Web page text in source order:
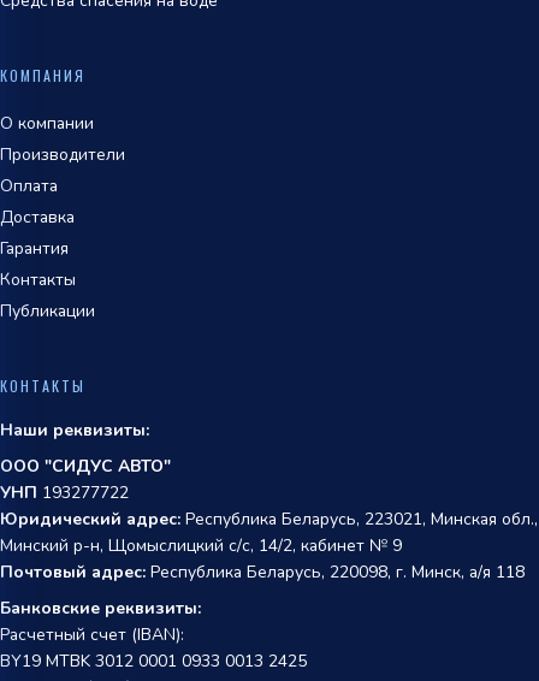
КОМПАНИЯ
О компании
Производители
Оплата
Доставка
Гарантия
Контакты
Публикации
КОНТАКТЫ
Наши реквизиты:
ООО "СИДУС АВТО"
УНП 193277722
Юридический адрес: Республика Беларусь, 223021, Минская обл.,
Минский р-н, Щомыслицкий с/с, 14/2, кабинет № 9
Почтовый адрес: Республика Беларусь, 220098, г. Минск, а/я 118
Банковские реквизиты:
Расчетный счет (IBAN):
BY19 MTBK 3012 0001 0933 0013 2425